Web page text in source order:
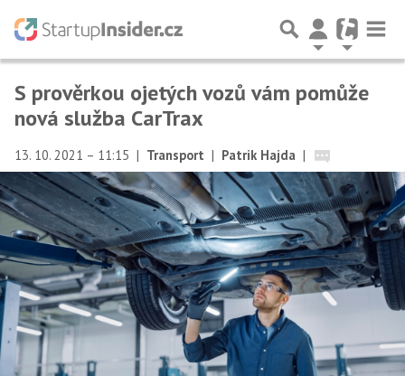
S prověrkou ojetých vozů vám pomůže
nová služba CarTrax
13. 10. 2021 – 11:15 | Transport | Patrik Hajda |